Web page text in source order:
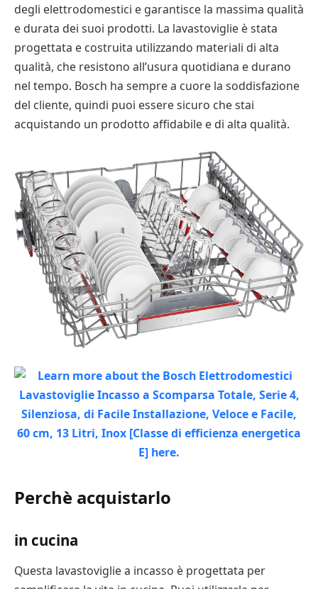
degli elettrodomestici e garantisce la massima qualità
e durata dei suoi prodotti. La lavastoviglie è stata
progettata e costruita utilizzando materiali di alta
qualità, che resistono all’usura quotidiana e durano
nel tempo. Bosch ha sempre a cuore la soddisfazione
del cliente, quindi puoi essere sicuro che stai
acquistando un prodotto affidabile e di alta qualità.
Perchè acquistarlo
in cucina
Questa lavastoviglie a incasso è progettata per